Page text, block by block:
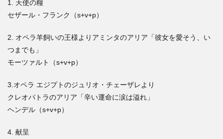
1. 天使の糧
セザール・フランク（s+v+p）
2. オペラ羊飼いの王様よりアミンタのアリア「彼女を愛そう、い
つまでも」
モーツァルト（s+v+p）
3.オペラ エジプトのジュリオ・チェーザレより
クレオパトラのアリア「辛い運命に涙は溢れ」
ヘンデル（s+v+p）
4. 献呈